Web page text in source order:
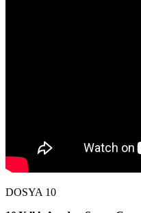
DOSYA 10